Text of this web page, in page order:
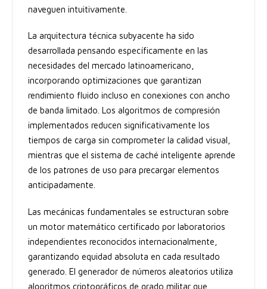
naveguen intuitivamente.
La arquitectura técnica subyacente ha sido
desarrollada pensando específicamente en las
necesidades del mercado latinoamericano,
incorporando optimizaciones que garantizan
rendimiento fluido incluso en conexiones con ancho
de banda limitado. Los algoritmos de compresión
implementados reducen significativamente los
tiempos de carga sin comprometer la calidad visual,
mientras que el sistema de caché inteligente aprende
de los patrones de uso para precargar elementos
anticipadamente.
Las mecánicas fundamentales se estructuran sobre
un motor matemático certificado por laboratorios
independientes reconocidos internacionalmente,
garantizando equidad absoluta en cada resultado
generado. El generador de números aleatorios utiliza
algoritmos criptográficos de grado militar que